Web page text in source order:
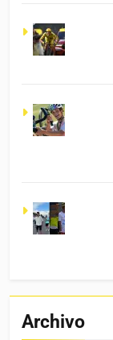
Archivo